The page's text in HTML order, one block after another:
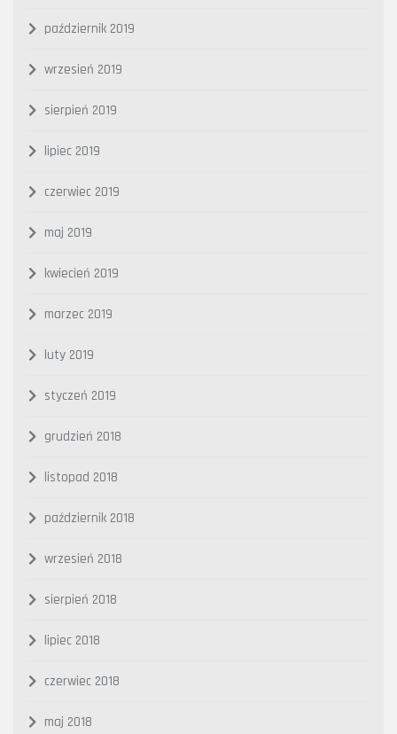
październik 2019
wrzesień 2019
sierpień 2019
lipiec 2019
czerwiec 2019
maj 2019
kwiecień 2019
marzec 2019
luty 2019
styczeń 2019
grudzień 2018
listopad 2018
październik 2018
wrzesień 2018
sierpień 2018
lipiec 2018
czerwiec 2018
maj 2018